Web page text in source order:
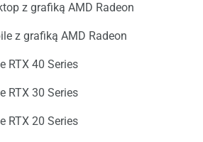
z grafiką AMD Radeon
z grafiką AMD Radeon
RTX 40 Series
RTX 30 Series
RTX 20 Series